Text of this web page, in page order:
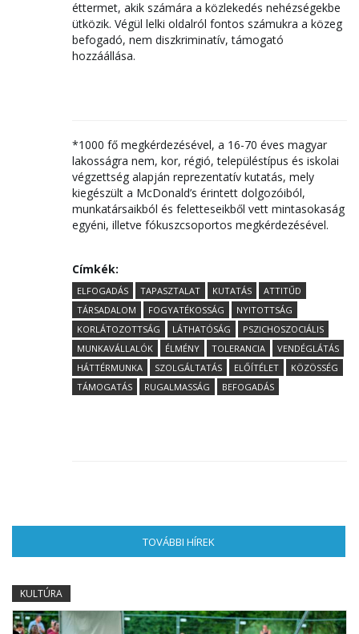
éttermet, akik számára a közlekedés nehézségekbe
ütközik. Végül lelki oldalról fontos számukra a közeg
befogadó, nem diszkriminatív, támogató
hozzáállása.
*1000 fő megkérdezésével, a 16-70 éves magyar
lakosságra nem, kor, régió, településtípus és iskolai
végzettség alapján reprezentatív kutatás, mely
kiegészült a McDonald’s érintett dolgozóiból,
munkatársaikból és feletteseikből vett mintasokaság
egyéni, illetve fókuszcsoportos megkérdezésével.
Címkék:
ELFOGADÁS TAPASZTALAT KUTATÁS
ATTITŰD
TÁRSADALOM
FOGYATÉKOSSÁG
NYITOTTSÁG
KORLÁTOZOTTSÁG
LÁTHATÓSÁG
PSZICHOSZOCIÁLIS
MUNKAVÁLLALÓK
ÉLMÉNY TOLERANCIA
VENDÉGLÁTÁS
HÁTTÉRMUNKA
SZOLGÁLTATÁS ELŐÍTÉLET
KÖZÖSSÉG
TÁMOGATÁS
RUGALMASSÁG BEFOGADÁS
TOVÁBBI HÍREK
KULTÚRA